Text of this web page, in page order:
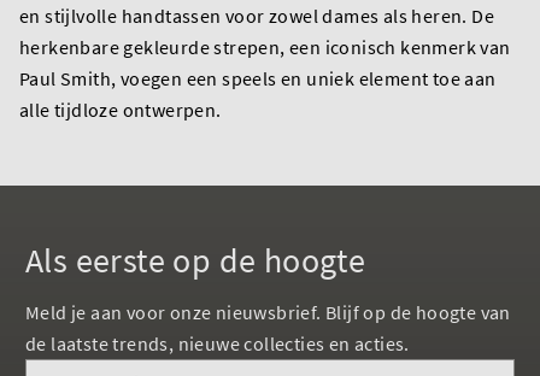
en stijlvolle handtassen voor zowel dames als heren. De
herkenbare gekleurde strepen, een iconisch kenmerk van
Paul Smith, voegen een speels en uniek element toe aan
alle tijdloze ontwerpen.
Als eerste op de hoogte
Meld je aan voor onze nieuwsbrief. Blijf op de hoogte van
de laatste trends, nieuwe collecties en acties.